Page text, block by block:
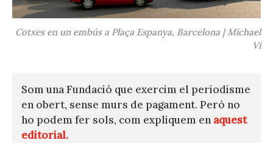
Cotxes en un embús a Plaça Espanya, Barcelona | Michael
Vi
Som una Fundació que exercim el periodisme
en obert, sense murs de pagament. Però no
ho podem fer sols, com expliquem en aquest
editorial.